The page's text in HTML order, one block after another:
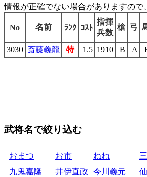
情報が正確でない場合がありますので
No 名前 ﾗﾝｸ ｺｽﾄ
指揮
兵数
槍 弓
3030 斎藤義龍 特 1.5 1910 B A
武将名で絞り込む
おまつ お市 ねね
九鬼嘉隆
井伊直政 今川義元